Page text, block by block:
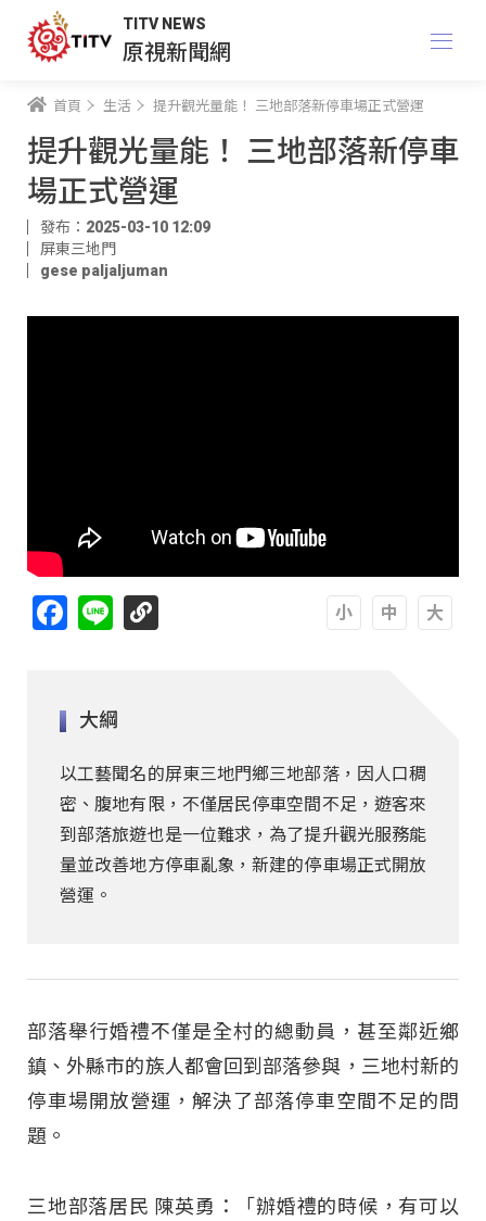
TITV NEWS
原視新聞網
首頁 生活 提升觀光量能！ 三地部落新停車場正式營運
提升觀光量能！ 三地部落新停車
場正式營運
發布：2025-03-10 12:09
屏東三地門
gese paljaljuman
Facebook
Line
大綱
以工藝聞名的屏東三地門鄉三地部落，因人口稠
密、腹地有限，不僅居民停車空間不足，遊客來
到部落旅遊也是一位難求，為了提升觀光服務能
量並改善地方停車亂象，新建的停車場正式開放
營運。
部落舉行婚禮不僅是全村的總動員，甚至鄰近鄉
鎮、外縣市的族人都會回到部落參與，三地村新的
停車場開放營運，解決了部落停車空間不足的問
題。
三地部落居民 陳英勇：「辦婚禮的時候，有可以